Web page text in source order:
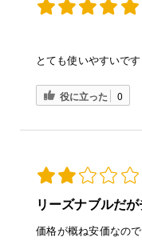
とても使いやすいです
役に立った 0
リーズナブルだ
価格が概ね安価なの